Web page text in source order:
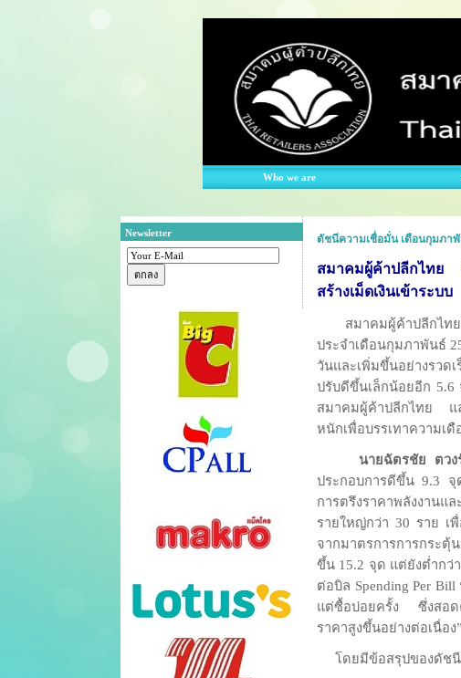
Who we are
Newsletter ดัชนีความเชื่อมั่น เดือนกุมภาพั
สมาคมผู้ค้าปลีกไทย
สร้างเม็ดเงินเข้าระบบ
สมาคมผู้ค้าปลีกไทยร่ว
ประจำเดือนกุมภาพันธ์
วันและเพิ่มขึ้นอย่างรว
ปรับดีขึ้นเล็กน้อยอีก 5.6
สมาคมผู้ค้าปลีกไทย แล
หนักเพื่อบรรเทาความเ
นายฉัตรชัย ตวง
ประกอบการดีขึ้น 9.3 จุ
การตรึงราคาพลังงานแ
รายใหญ่กว่า 30 ราย เ
จากมาตรการการกระตุ้
ขึ้น 15.2 จุด แต่ยังต่ำกว่
ต่อบิล Spending Per
แต่ซื้อบ่อยครั้ง ซึ่งสอดค
ราคาสูงขึ้นอย่างต่อเนื่อง”
โดยมีข้อสรุปของดัชนี